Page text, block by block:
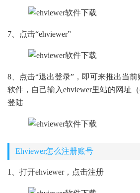
7、点击“ehviewer”
8、点击“退出登录”，即可来推出当
软件，自己输入ehviewer里站的网址
登陆
Ehviewer怎么注册账号
1、打开ehviewer，点击注册